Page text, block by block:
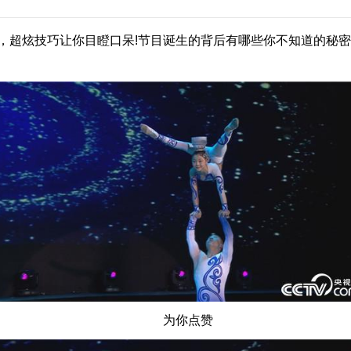
超炫技巧让你目瞪口呆!节目诞生的背后有哪些你不知道的秘
为你点赞